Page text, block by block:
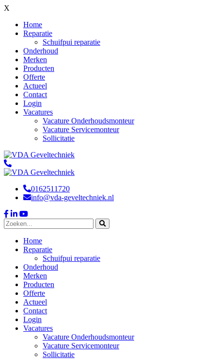
X
Home
Reparatie
Schuifpui reparatie
Onderhoud
Merken
Producten
Offerte
Actueel
Contact
Login
Vacatures
Vacature Onderhoudsmonteur
Vacature Servicemonteur
Sollicitatie
0162511720
info@vda-geveltechniek.nl
Home
Reparatie
Schuifpui reparatie
Onderhoud
Merken
Producten
Offerte
Actueel
Contact
Login
Vacatures
Vacature Onderhoudsmonteur
Vacature Servicemonteur
Sollicitatie